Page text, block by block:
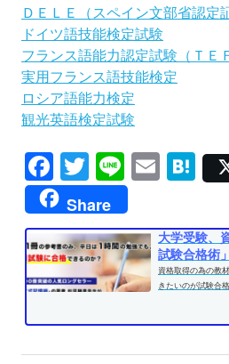
ＤＥＬＥ（スペイン文部省認定
ドイツ語技能検定試験
フランス語能力認定試験（ＴＥ
実用フランス語技能検定
ロシア語能力検定
観光英語検定試験
Facebook
TwitterLine
Share
大学受験、
試験合格術」
資格取得の為の教
きたいのが試験合